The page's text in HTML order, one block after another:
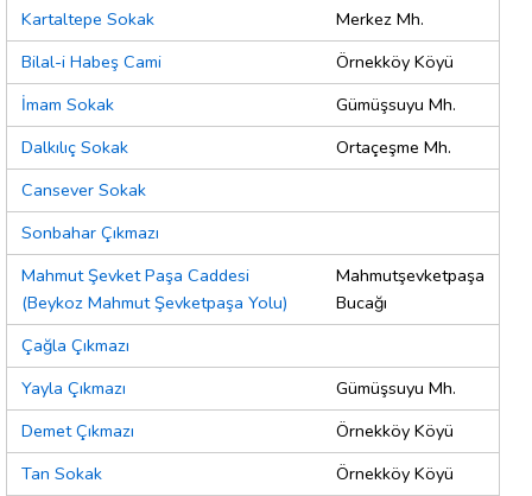
Kartaltepe Sokak
Merkez Mh.
Bilal-i Habeş Cami
Örnekköy Köyü
İmam Sokak
Gümüşsuyu Mh.
Dalkılıç Sokak
Ortaçeşme Mh.
Cansever Sokak
Sonbahar Çıkmazı
Mahmut Şevket Paşa Caddesi
(Beykoz Mahmut Şevketpaşa Yolu)
Mahmutşevketpaşa
Bucağı
Çağla Çıkmazı
Yayla Çıkmazı
Gümüşsuyu Mh.
Demet Çıkmazı
Örnekköy Köyü
Tan Sokak
Örnekköy Köyü